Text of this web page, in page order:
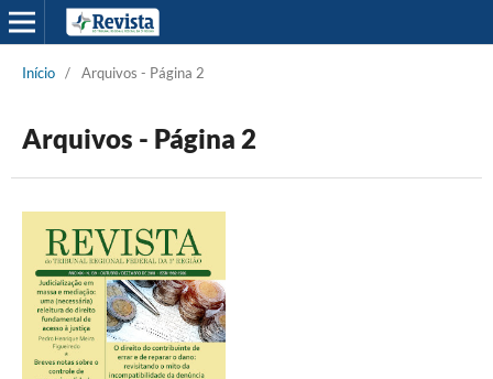
Início / Arquivos - Página 2
Arquivos - Página 2